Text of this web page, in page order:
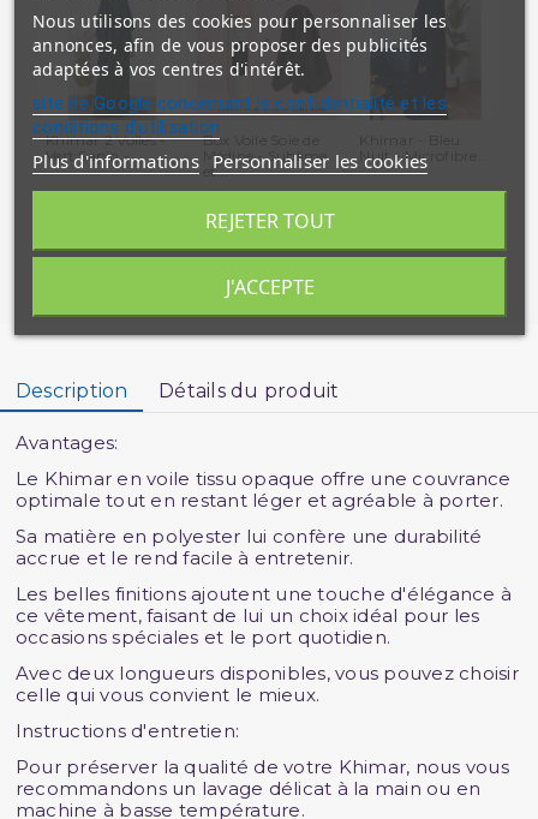
Khimar 2 Voiles -
Vert Sapin -...
Box Voile Soie de
Médine - Sublime
et...
Nuit - Microfibre...
Description Détails du produit
Avantages:
Le Khimar en voile tissu opaque offre une couvrance
optimale tout en restant léger et agréable à porter.
Sa matière en polyester lui confère une durabilité
accrue et le rend facile à entretenir.
Les belles finitions ajoutent une touche d'élégance à
ce vêtement, faisant de lui un choix idéal pour les
occasions spéciales et le port quotidien.
Avec deux longueurs disponibles, vous pouvez choisir
celle qui vous convient le mieux.
Instructions d'entretien:
Pour préserver la qualité de votre Khimar, nous vous
recommandons un lavage délicat à la main ou en
machine à basse température.
Nous utilisons des cookies pour personnaliser les
annonces, afin de vous proposer des publicités
adaptées à vos centres d'intérêt.
site de Google concernant la confidentialité et les
conditions d'utilisation
Plus d'informations Personnaliser les cookies
REJETER TOUT
J'ACCEPTE